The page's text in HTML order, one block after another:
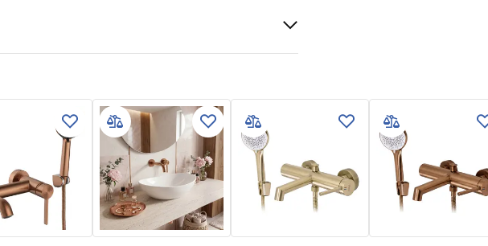
Cuivre brossé
Laiton, ABS
175
mm
mm
½ pouce
150mm
WARUNKI BEZPIECZENSTWA
BATERIE.pdf